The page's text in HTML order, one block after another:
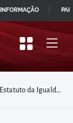
Unilab, que completam uma década